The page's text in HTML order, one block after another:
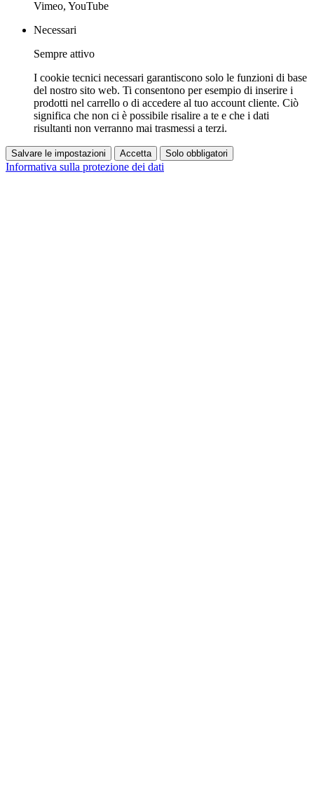
Vimeo, YouTube
Necessari
Sempre attivo
I cookie tecnici necessari garantiscono solo le funzioni di base
del nostro sito web. Ti consentono per esempio di inserire i
prodotti nel carrello o di accedere al tuo account cliente. Ciò
significa che non ci è possibile risalire a te e che i dati
risultanti non verranno mai trasmessi a terzi.
Salvare le impostazioni Accetta Solo obbligatori
Informativa sulla protezione dei dati